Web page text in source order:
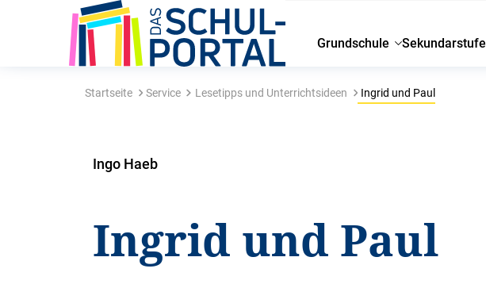
Grundschule Sekundarstufe
Startseite Service Lesetipps und Unterrichtsideen Ingrid und Paul
Ingo Haeb
Ingrid und Paul